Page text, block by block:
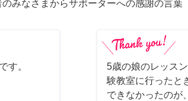
のみなさまからサポーターへの感謝の言葉
す。
5歳の娘のレッス
験教室に行ったと
できなかったのが